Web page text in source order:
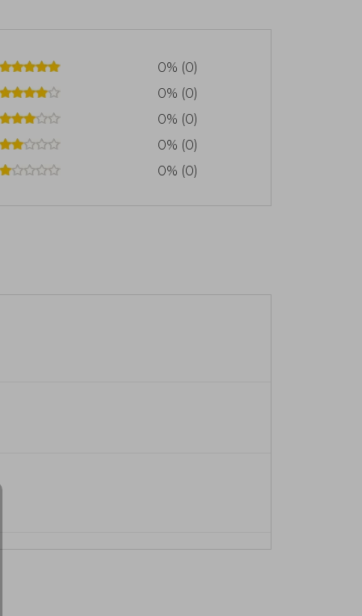
0% (0)
0% (0)
0% (0)
0% (0)
0% (0)